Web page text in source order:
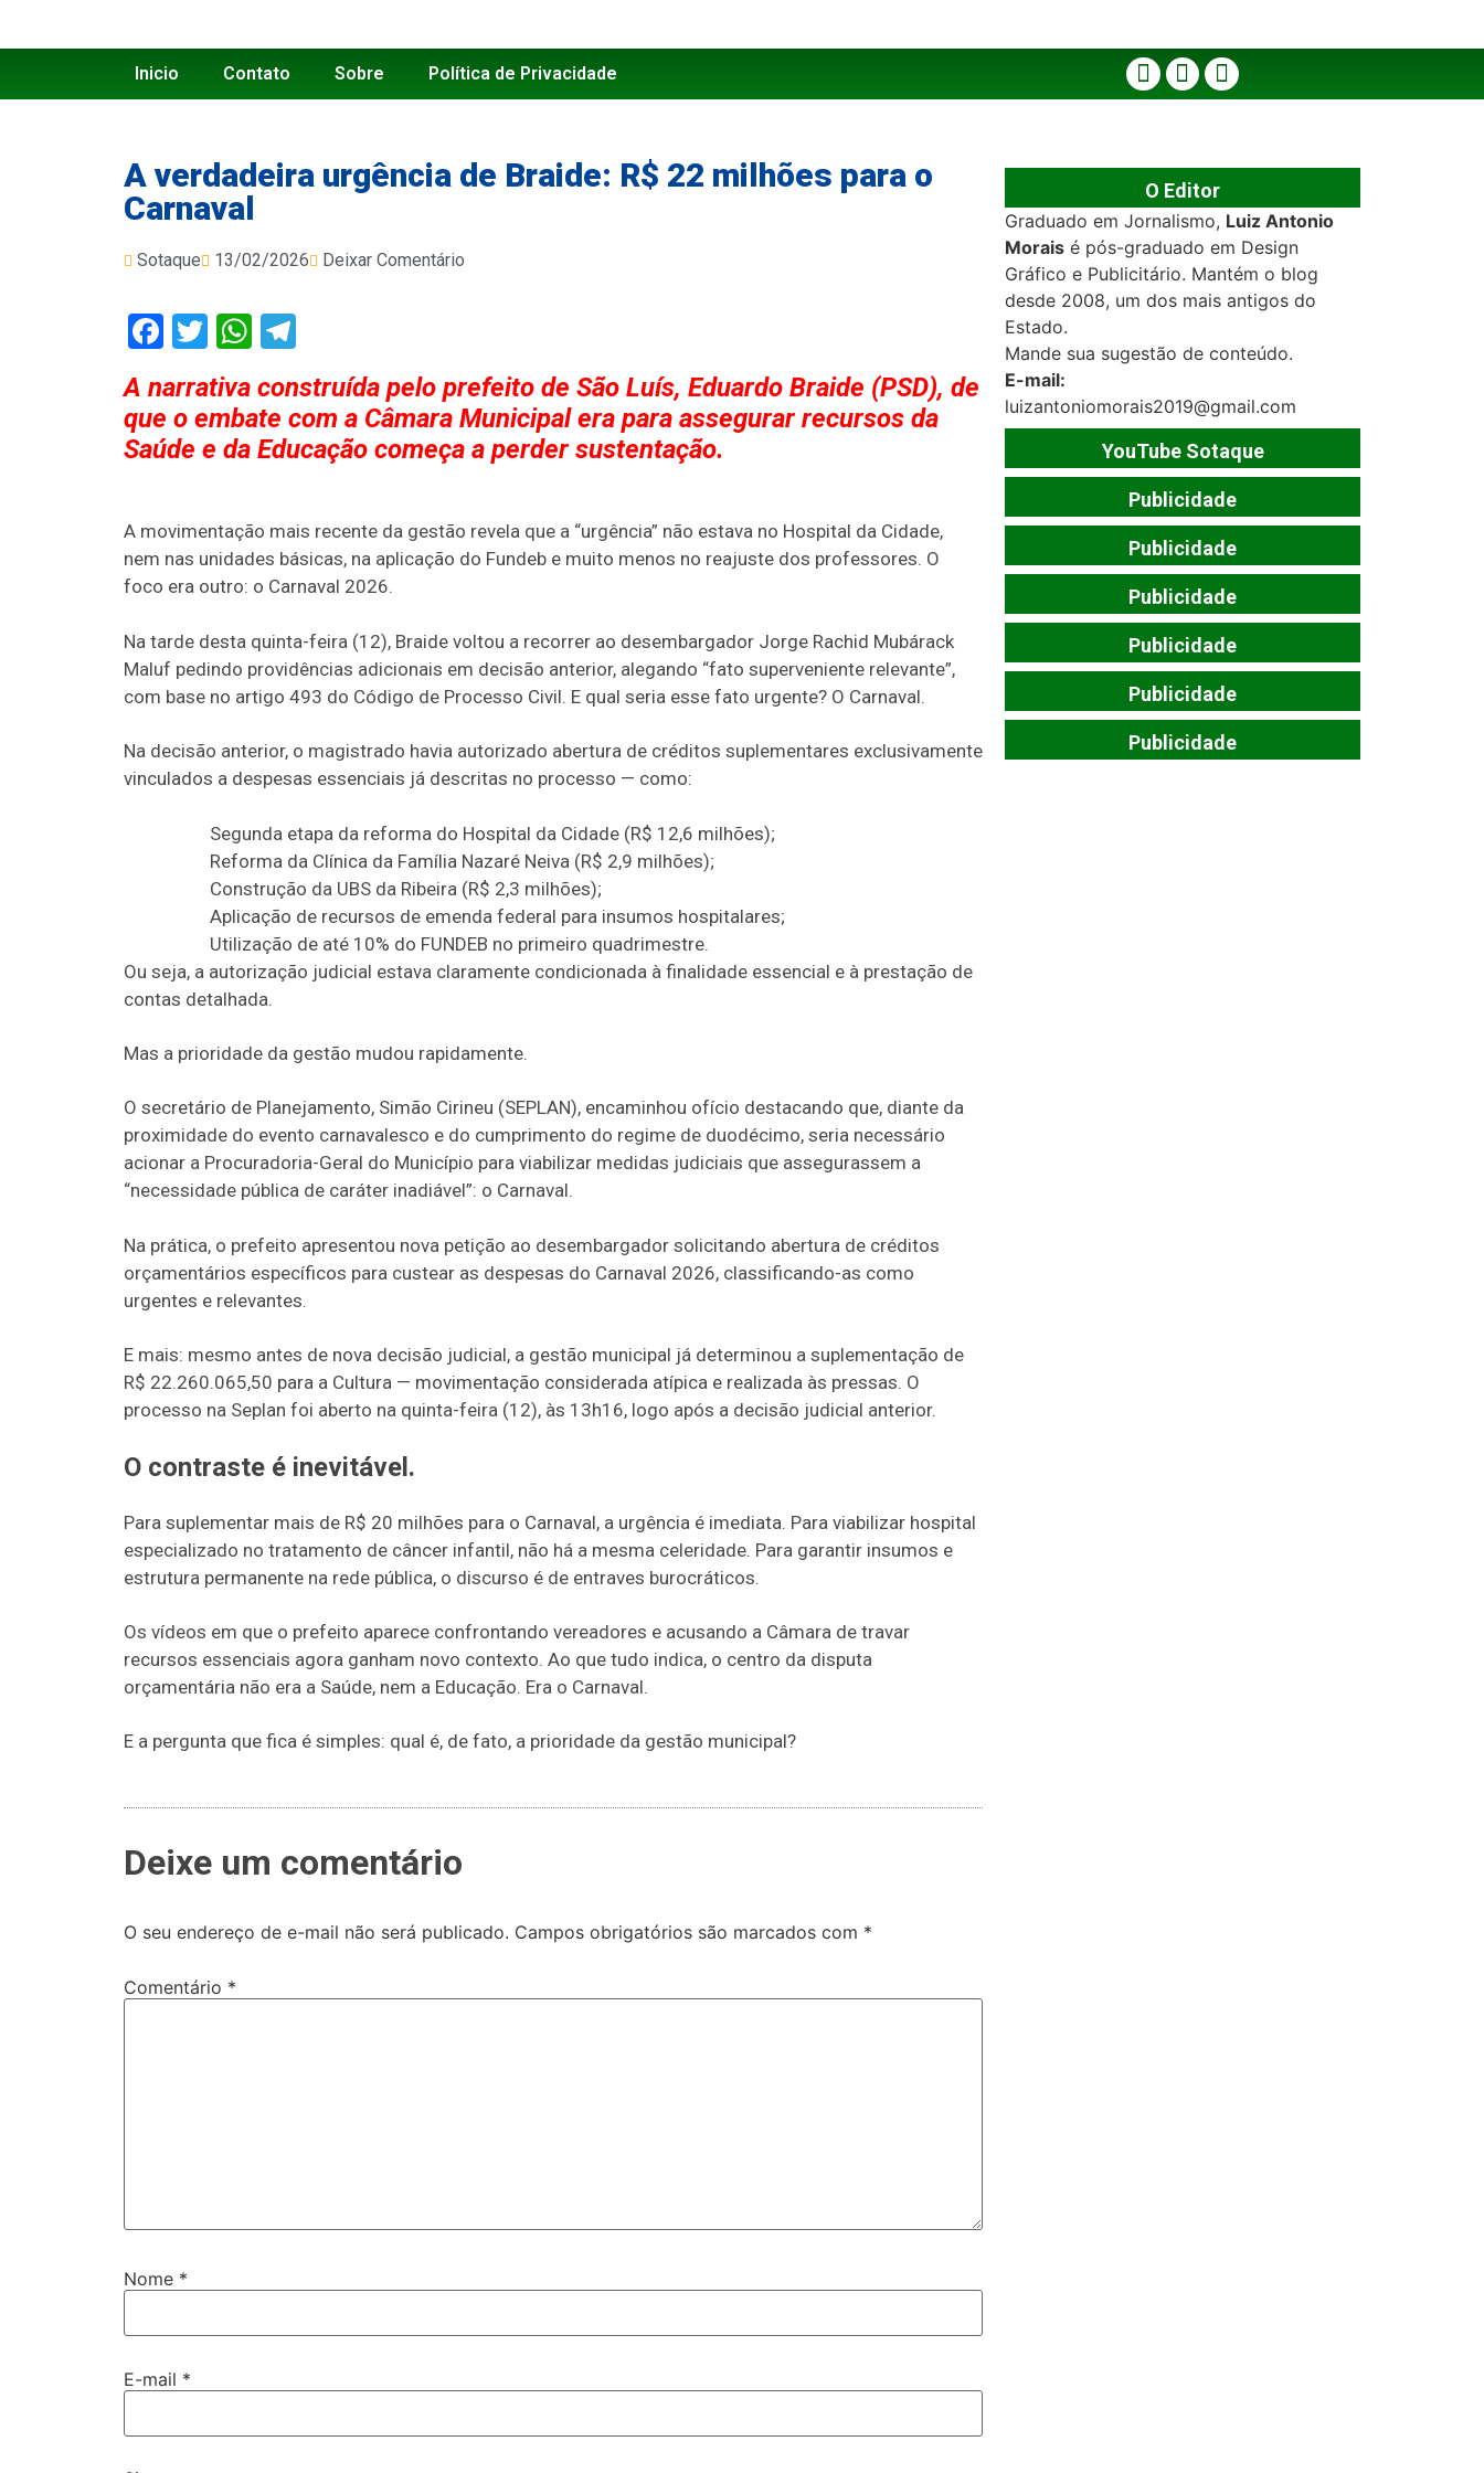
Inicio Contato Sobre Política de Privacidade
A verdadeira urgência de Braide: R$ 22 milhões para o
Carnaval
Sotaque 13/02/2026 Deixar Comentário
Facebook
TwitterWhatsApp
A narrativa construída pelo prefeito de São Luís, Eduardo Braide (PSD), de
que o embate com a Câmara Municipal era para assegurar recursos da
Saúde e da Educação começa a perder sustentação.
A movimentação mais recente da gestão revela que a “urgência” não estava no Hospital da Cidade,
nem nas unidades básicas, na aplicação do Fundeb e muito menos no reajuste dos professores. O
foco era outro: o Carnaval 2026.
Na tarde desta quinta-feira (12), Braide voltou a recorrer ao desembargador Jorge Rachid Mubárack
Maluf pedindo providências adicionais em decisão anterior, alegando “fato superveniente relevante”,
com base no artigo 493 do Código de Processo Civil. E qual seria esse fato urgente? O Carnaval.
Na decisão anterior, o magistrado havia autorizado abertura de créditos suplementares exclusivamente
vinculados a despesas essenciais já descritas no processo — como:
Segunda etapa da reforma do Hospital da Cidade (R$ 12,6 milhões);
Reforma da Clínica da Família Nazaré Neiva (R$ 2,9 milhões);
Construção da UBS da Ribeira (R$ 2,3 milhões);
Aplicação de recursos de emenda federal para insumos hospitalares;
Utilização de até 10% do FUNDEB no primeiro quadrimestre.
Ou seja, a autorização judicial estava claramente condicionada à finalidade essencial e à prestação de
contas detalhada.
Mas a prioridade da gestão mudou rapidamente.
O secretário de Planejamento, Simão Cirineu (SEPLAN), encaminhou ofício destacando que, diante da
proximidade do evento carnavalesco e do cumprimento do regime de duodécimo, seria necessário
acionar a Procuradoria-Geral do Município para viabilizar medidas judiciais que assegurassem a
“necessidade pública de caráter inadiável”: o Carnaval.
Na prática, o prefeito apresentou nova petição ao desembargador solicitando abertura de créditos
orçamentários específicos para custear as despesas do Carnaval 2026, classificando-as como
urgentes e relevantes.
E mais: mesmo antes de nova decisão judicial, a gestão municipal já determinou a suplementação de
R$ 22.260.065,50 para a Cultura — movimentação considerada atípica e realizada às pressas. O
processo na Seplan foi aberto na quinta-feira (12), às 13h16, logo após a decisão judicial anterior.
O contraste é inevitável.
Para suplementar mais de R$ 20 milhões para o Carnaval, a urgência é imediata. Para viabilizar hospital
especializado no tratamento de câncer infantil, não há a mesma celeridade. Para garantir insumos e
estrutura permanente na rede pública, o discurso é de entraves burocráticos.
Os vídeos em que o prefeito aparece confrontando vereadores e acusando a Câmara de travar
recursos essenciais agora ganham novo contexto. Ao que tudo indica, o centro da disputa
orçamentária não era a Saúde, nem a Educação. Era o Carnaval.
E a pergunta que fica é simples: qual é, de fato, a prioridade da gestão municipal?
Deixe um comentário
O seu endereço de e-mail não será publicado. Campos obrigatórios são marcados com *
Comentário *
Nome *
E-mail *
O Editor
Graduado em Jornalismo, Luiz Antonio
Morais é pós-graduado em Design
Gráfico e Publicitário. Mantém o blog
desde 2008, um dos mais antigos do
Estado.
Mande sua sugestão de conteúdo.
E-mail:
luizantoniomorais2019@gmail.com
YouTube Sotaque
Publicidade
Publicidade
Publicidade
Publicidade
Publicidade
Publicidade